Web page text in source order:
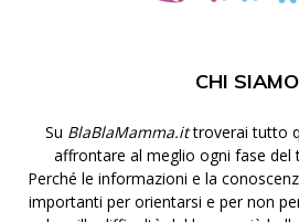
CHI SIAMO
Su BlaBlaMamma.ittroverai tutto
affrontare al meglio ogni fase del
Perché le informazioni e la
importanti per orientarsi e per non